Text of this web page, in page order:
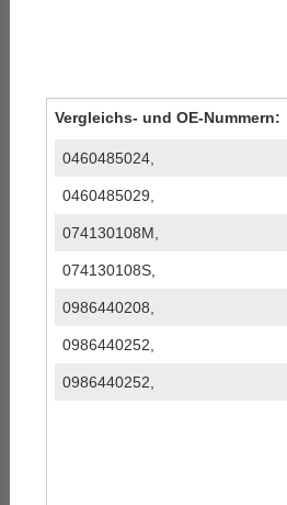
Vergleichs- und OE-Nummern:
0460485024,
0460485029,
074130108M,
074130108S,
0986440208,
0986440252,
0986440252,